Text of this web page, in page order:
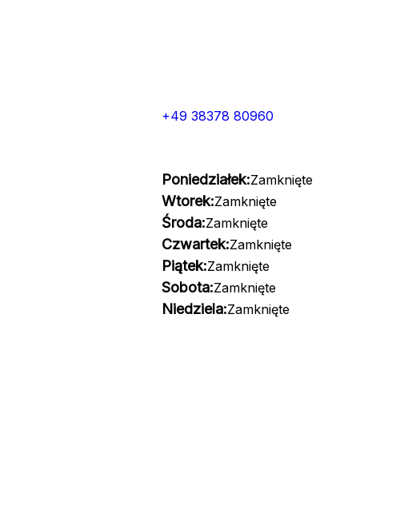
+49 38378 80960
Poniedziałek:Zamknięte
Wtorek:Zamknięte
Środa:Zamknięte
Czwartek:Zamknięte
Piątek:Zamknięte
Sobota:Zamknięte
Niedziela:Zamknięte